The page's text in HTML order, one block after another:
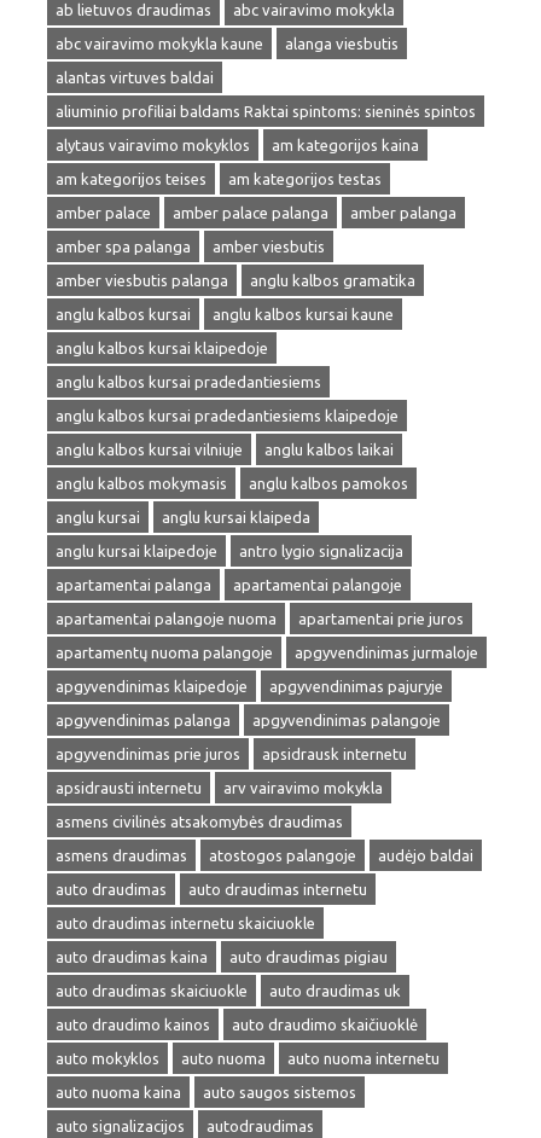
ab lietuvos draudimas
abc vairavimo mokykla
abc vairavimo mokykla kaune
alanga viesbutis
alantas virtuves baldai
aliuminio profiliai baldams Raktai spintoms: sieninės spintos
alytaus vairavimo mokyklos
am kategorijos kaina
am kategorijos teises
am kategorijos testas
amber palace
amber palace palanga
amber palanga
amber spa palanga
amber viesbutis
amber viesbutis palanga
anglu kalbos gramatika
anglu kalbos kursai
anglu kalbos kursai kaune
anglu kalbos kursai klaipedoje
anglu kalbos kursai pradedantiesiems
anglu kalbos kursai pradedantiesiems klaipedoje
anglu kalbos kursai vilniuje
anglu kalbos laikai
anglu kalbos mokymasis
anglu kalbos pamokos
anglu kursai
anglu kursai klaipeda
anglu kursai klaipedoje
antro lygio signalizacija
apartamentai palanga
apartamentai palangoje
apartamentai palangoje nuoma
apartamentai prie juros
apartamentų nuoma palangoje
apgyvendinimas jurmaloje
apgyvendinimas klaipedoje
apgyvendinimas pajuryje
apgyvendinimas palanga
apgyvendinimas palangoje
apgyvendinimas prie juros
apsidrausk internetu
apsidrausti internetu
arv vairavimo mokykla
asmens civilinės atsakomybės draudimas
asmens draudimas
atostogos palangoje
audėjo baldai
auto draudimas
auto draudimas internetu
auto draudimas internetu skaiciuokle
auto draudimas kaina
auto draudimas pigiau
auto draudimas skaiciuokle
auto draudimas uk
auto draudimo kainos
auto draudimo skaičiuoklė
auto mokyklos
auto nuoma
auto nuoma internetu
auto nuoma kaina
auto saugos sistemos
auto signalizacijos
autodraudimas